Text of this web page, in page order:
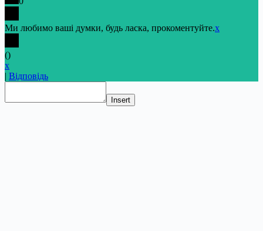
Ми любимо ваші думки, будь ласка, прокоментуйте.x
()
x
| Відповідь
Insert